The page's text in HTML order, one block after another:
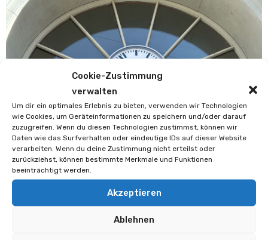
Cookie-Zustimmung
verwalten
Um dir ein optimales Erlebnis zu bieten, verwenden wir Technologien
wie Cookies, um Geräteinformationen zu speichern und/oder darauf
zuzugreifen. Wenn du diesen Technologien zustimmst, können wir
Daten wie das Surfverhalten oder eindeutige IDs auf dieser Website
verarbeiten. Wenn du deine Zustimmung nicht erteilst oder
zurückziehst, können bestimmte Merkmale und Funktionen
beeinträchtigt werden.
Akzeptieren
Ablehnen
Kurioses & SpannendesMagazin
Sommerzeit abgelehnt: Als die